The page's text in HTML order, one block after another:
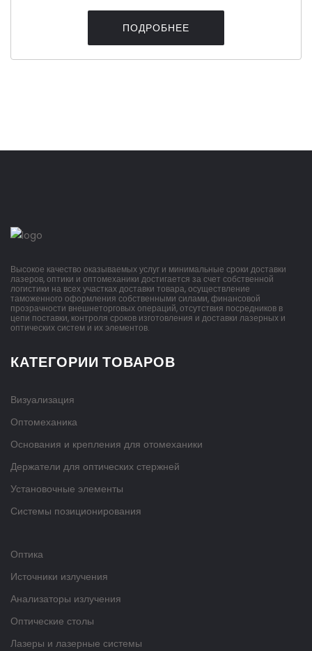
ПОДРОБНЕЕ
Высокое качество оказываемых услуг и минимальные сроки доставки
лазеров, оптики и оптомеханики достигается за счет собственной
логистики на всех участках доставки товара, осуществление
таможенного оформления собственными силами, финансовой
прозрачности внешнеторговых операций, отсутствия посредников в
цепи поставки, контроля сроков изготовления и доставки лазерных и
оптических систем и их элементов.
КАТЕГОРИИ ТОВАРОВ
Визуализация
Оптомеханика
Основания и крепления для отомеханики
Держатели для оптических стержней
Установочные элементы
Системы позиционирования
Оптика
Источники излучения
Анализаторы излучения
Оптические столы
Лазеры и лазерные системы